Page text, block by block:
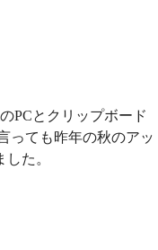
PCとクリップボード
っても昨年の秋のアッ
た。